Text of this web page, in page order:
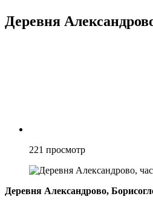
Деревня
221 просмотр
Деревня Александрово,